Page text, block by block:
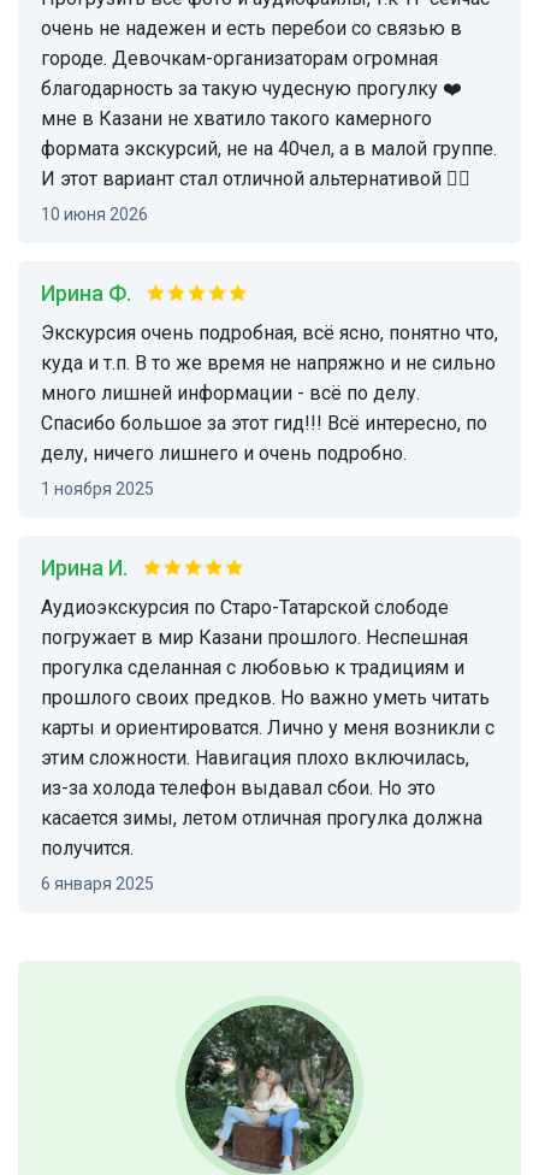
очень не надежен и есть перебои со связью в
городе. Девочкам-организаторам огромная
благодарность за такую чудесную прогулку ❤️
мне в Казани не хватило такого камерного
формата экскурсий, не на 40чел, а в малой группе.
И этот вариант стал отличной альтернативой 👍🏼
10 июня 2026
Ирина Ф.
Экскурсия очень подробная, всё ясно, понятно что,
куда и т.п. В то же время не напряжно и не сильно
много лишней информации - всё по делу.
Спасибо большое за этот гид!!! Всё интересно, по
делу, ничего лишнего и очень подробно.
1 ноября 2025
Ирина И.
Аудиоэкскурсия по Старо-Татарской слободе
погружает в мир Казани прошлого. Неспешная
прогулка сделанная с любовью к традициям и
прошлого своих предков. Но важно уметь читать
карты и ориентироватся. Лично у меня возникли с
этим сложности. Навигация плохо включилась,
из-за холода телефон выдавал сбои. Но это
касается зимы, летом отличная прогулка должна
получится.
6 января 2025